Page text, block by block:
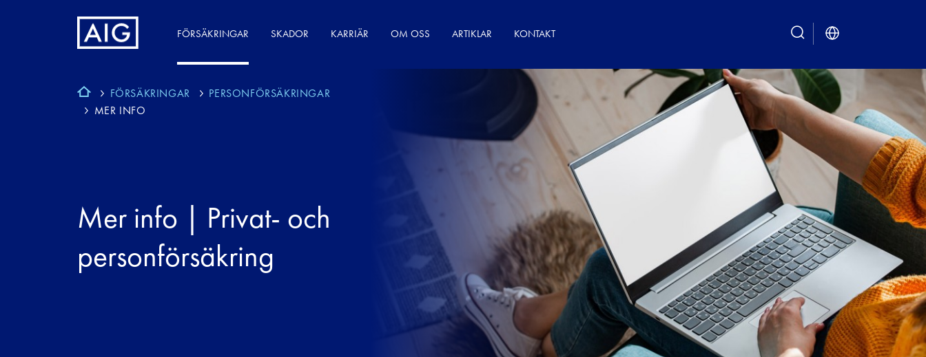
FÖRSÄKRINGAR SKADOR KARRIÄR OM OSS ARTIKLAR KONTAKT search
FÖRSÄKRINGAR
PERSONFÖRSÄKRINGAR
MER INFO
Mer info | Privat- och
personförsäkring